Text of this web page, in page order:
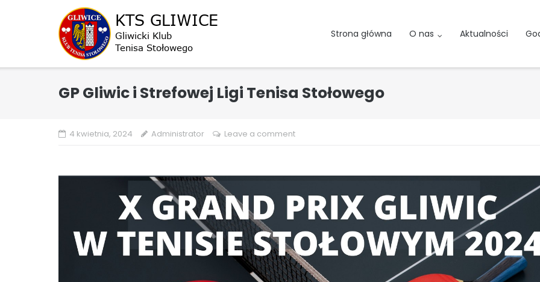
Strona główna O nas Aktualności
GP Gliwic i Strefowej Ligi Tenisa Stołowego
4 kwietnia, 2024 Administrator Leave a comment